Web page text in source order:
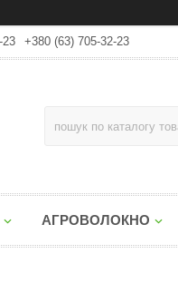
23 +380 (63) 705-32-23
АГРОВОЛОКНО